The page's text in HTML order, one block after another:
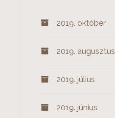
2019. október
2019. augusztus
2019. július
2019. június